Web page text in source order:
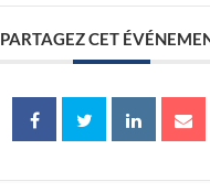
PARTAGEZ CET